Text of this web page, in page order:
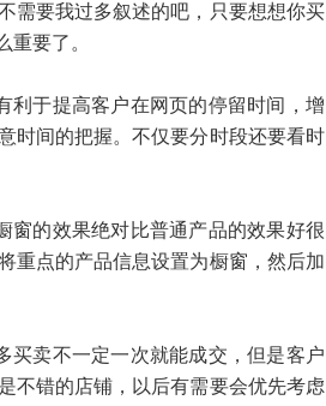
需要我过多叙述的吧，只要想想你买
要了。
利于提高客户在网页的停留时间，增
时间的把握。不仅要分时段还要看时
窗的效果绝对比普通产品的效果好很
重点的产品信息设置为橱窗，然后加
买卖不一定一次就能成交，但是客户
不错的店铺，以后有需要会优先考虑